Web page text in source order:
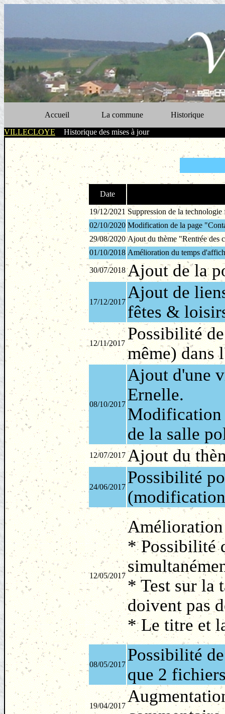
Accueil La commune
Historique
VILLECLOYE
Historique des mises à jour
Date
19/12/2021 Suppression de la
02/10/2020 Modification de la page
29/08/2020 Ajout du thème "Rentrée des
01/10/2018 Amélioration du temps
30/07/2018 Ajout de la
17/12/2017
Ajout de
fêtes &
12/11/2017
Possibilité
même) dans
08/10/2017
Ajout d'une
Ernelle.
Modification
de la salle
12/07/2017 Ajout du
24/06/2017
Possibilité
12/05/2017
Amélioration
* Possibilité
* Test sur la
doivent pas
* Le titre et
08/05/2017
Possibilité
que 2
19/04/2017